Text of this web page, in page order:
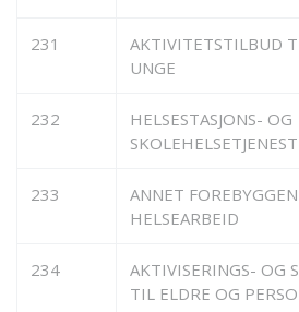
231
AKTIVITETSTILBUD
UNGE
232
HELSESTASJONS- OG
233
ANNET
HELSEARBEID
234
AKTIVISERINGS- OG
TIL ELDRE OG